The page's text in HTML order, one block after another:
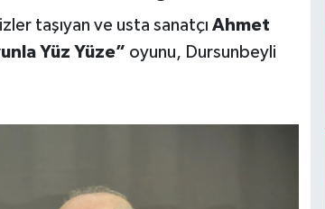
taşıyan ve usta sanatçı Ahmet
Yüz Yüze” oyunu, Dursunbeyli